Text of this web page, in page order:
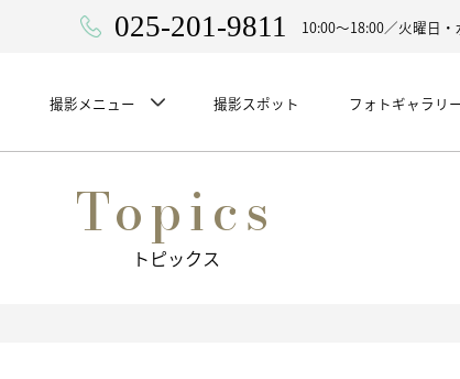
025-201-9811 10:00〜18:00／火曜日
撮影メニュー 撮影スポット フォトギャラリ
Topics
トピックス